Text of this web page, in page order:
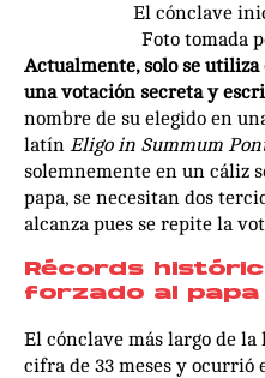
El cónclave
Foto tomada
Actualmente, solo se utiliza
una votación secreta y
nombre de su elegido en
latín Eligo in Summum
solemnemente en un cáliz
papa, se necesitan dos
alcanza pues se repite la
Récords
forzado al papa
El cónclave más largo de
cifra de 33 meses y ocurrió